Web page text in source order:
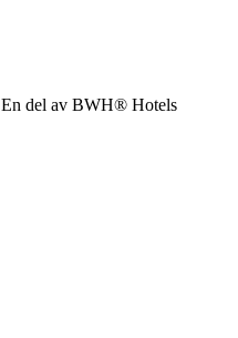
En del av BWH® Hotels